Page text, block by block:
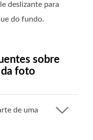
deslizante para
do fundo.
sobre
foto
de uma